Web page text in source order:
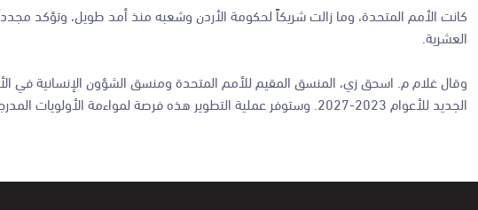
كانت الأمم المتحدة، وما زالت شريكاً لحكومة الأردن وشعبه منذ أمد طويل، وتؤكد
العشرية.
وقال غلام م. اسحق زي، المنسق المقيم للأمم المتحدة ومنسق الشؤون الإنسانية في
الجديد للأعوام 2023-2027. وستوفر عملية التطوير هذه فرصة لمواءمة الأولويات المدرجة ضمن إطار التعاون لدعم تنفيذ الرؤية الاقتصادية الجديدة."